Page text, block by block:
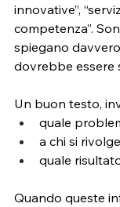
innovative”,
competenza”.
spiegano
dovrebbe essere
Un buon testo,
quale
a chi si
quale
Quando queste